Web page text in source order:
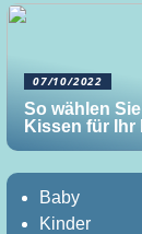
07/10/2022
So wählen
Kissen für Ihr
Baby
Kinder